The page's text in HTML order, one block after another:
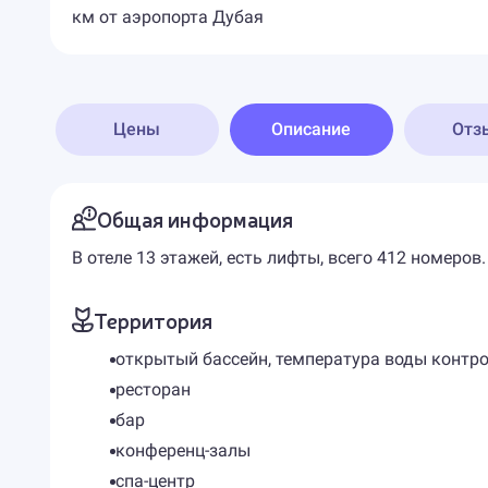
км от аэропорта Дубая
Цены Описание
Общая информация
В отеле 13 этажей, есть лифты, всего 412 номеров.
Территория
открытый бассейн, температура воды
ресторан
бар
конференц-залы
спа-центр